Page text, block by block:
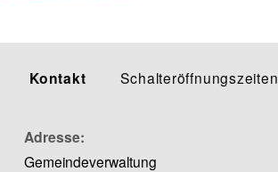
Kontakt Schalteröffnungszeiten
Adresse
Gemeindeverwaltung